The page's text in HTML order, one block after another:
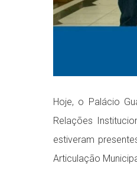
Hoje, o Palácio
Relações
estiveram
Articulação